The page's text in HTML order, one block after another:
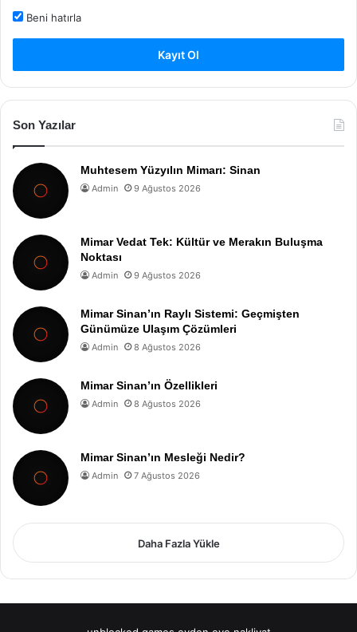
Beni hatırla
Kayıt Ol
Son Yazılar
Muhtesem Yüzyılın Mimarı: Sinan
Admin 9 Ağustos 2026
Mimar Vedat Tek: Kültür ve Merakın Buluşma
Noktası
Admin 9 Ağustos 2026
Mimar Sinan’ın Raylı Sistemi: Geçmişten
Günümüze Ulaşım Çözümleri
Admin 8 Ağustos 2026
Mimar Sinan’ın Özellikleri
Admin 8 Ağustos 2026
Mimar Sinan’ın Mesleği Nedir?
Admin 7 Ağustos 2026
Daha Fazla Yükle